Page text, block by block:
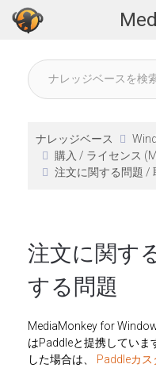
ナレッジベース
購入 / ライセンス
注文に関する問題 /
注文に関す
する問題
MediaMonkey for
はPaddleと提携していま
した場合は、 Paddleカ